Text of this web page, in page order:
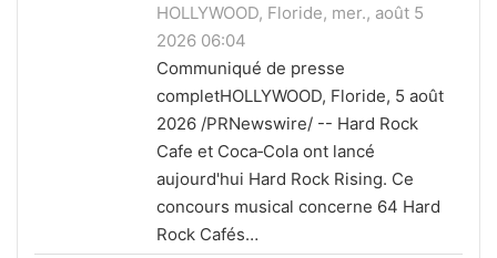
HOLLYWOOD, Floride, mer., août 5
2026 06:04
Communiqué de presse
completHOLLYWOOD, Floride, 5 août
2026 /PRNewswire/ -- Hard Rock
Cafe et Coca‑Cola ont lancé
aujourd'hui Hard Rock Rising. Ce
concours musical concerne 64 Hard
Rock Cafés…